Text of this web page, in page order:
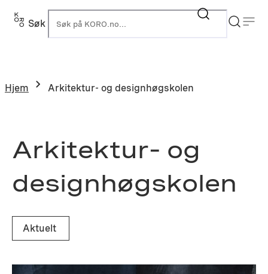
Hopp
Søk
Hjem Arkitektur- og designhøgskolen
Arkitektur- og
designhøgskolen
Aktuelt